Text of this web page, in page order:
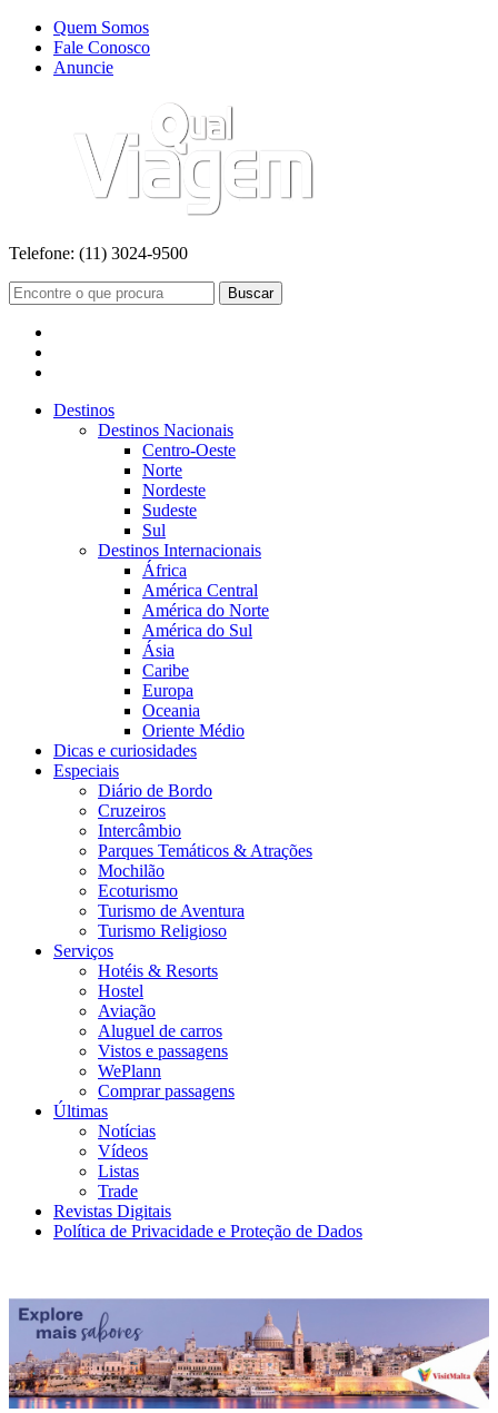
Quem Somos
Fale Conosco
Anuncie
Telefone: (11) 3024-9500
Buscar
Destinos
Destinos Nacionais
Centro-Oeste
Norte
Nordeste
Sudeste
Sul
Destinos Internacionais
África
América Central
América do Norte
América do Sul
Ásia
Caribe
Europa
Oceania
Oriente Médio
Dicas e curiosidades
Especiais
Diário de Bordo
Cruzeiros
Intercâmbio
Parques Temáticos & Atrações
Mochilão
Ecoturismo
Turismo de Aventura
Turismo Religioso
Serviços
Hotéis & Resorts
Hostel
Aviação
Aluguel de carros
Vistos e passagens
WePlann
Comprar passagens
Últimas
Notícias
Vídeos
Listas
Trade
Revistas Digitais
Política de Privacidade e Proteção de Dados